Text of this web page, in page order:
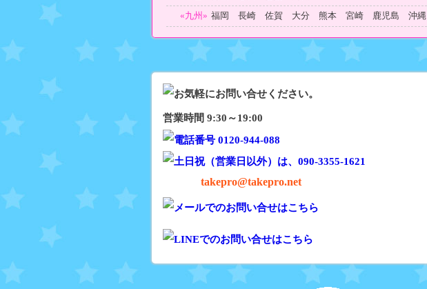
«九州» 福岡 長崎 佐賀 大分 熊本 宮崎 鹿児島 沖縄
営業時間 9:30～19:00
takepro@takepro.net